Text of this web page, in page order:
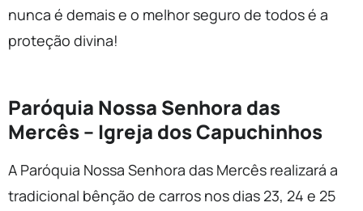
nunca é demais e o melhor seguro de todos é a
proteção divina!
Paróquia Nossa Senhora das
Mercês – Igreja dos Capuchinhos
A Paróquia Nossa Senhora das Mercês realizará a
tradicional bênção de carros nos dias 23, 24 e 25